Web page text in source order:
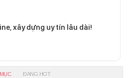
xây dựng uy tín lâu dài!
ĐANG HOT